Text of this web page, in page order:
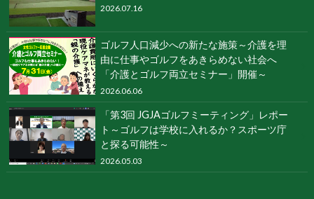
2026.07.16
ゴルフ人口減少への新たな施策～介護を理
由に仕事やゴルフをあきらめない社会へ
「介護とゴルフ両立セミナー」開催～
2026.06.06
「第3回 JGJAゴルフミーティング」レポー
ト～ゴルフは学校に入れるか？スポーツ庁
と探る可能性～
2026.05.03